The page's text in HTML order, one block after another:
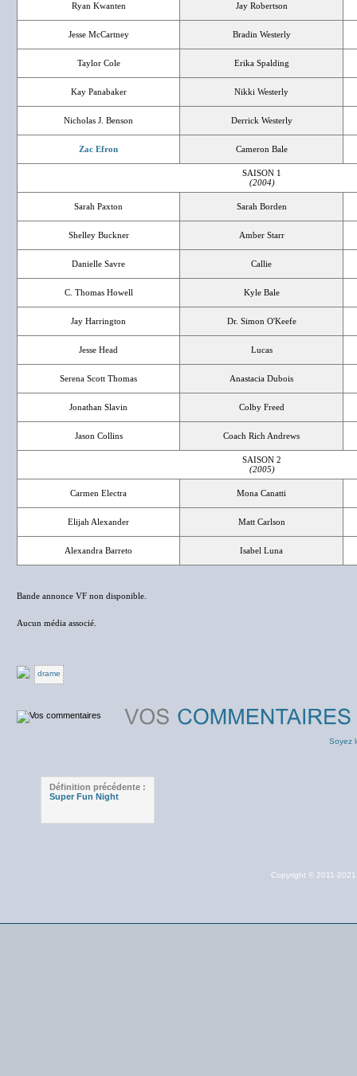
Ryan Kwanten Jay Robertson
Jesse McCartney Bradin Westerly
Taylor Cole Erika Spalding
Kay Panabaker Nikki Westerly
Nicholas J. Benson Derrick Westerly
Zac Efron Cameron Bale
SAISON 1
(2004)
Sarah Paxton Sarah Borden
Shelley Buckner Amber Starr
Danielle Savre Callie
C. Thomas Howell Kyle Bale
Jay Harrington Dr. Simon O'Keefe
Jesse Head Lucas
Serena Scott Thomas Anastacia Dubois
Jonathan Slavin Colby Freed
Jason Collins Coach Rich Andrews
SAISON 2
(2005)
Carmen Electra Mona Canatti
Elijah Alexander Matt Carlson
Alexandra Barreto Isabel Luna
Bande annonce VF non disponible.
Aucun média associé.
drame
Soyez
Définition précédente :
Super Fun Night
Copyright © 2011-